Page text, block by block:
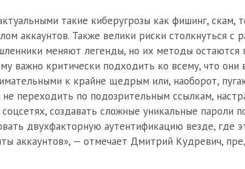
такие киберугрозы как фишинг, скам,
аккаунтов. Также велики риски столкнуться с
меняют легенды, но их методы остаются
важно критически подходить ко всему, что они
к крайне щедрым или, наоборот,
переходить по подозрительным ссылкам,
создавать сложные уникальные пароли
двухфакторную аутентификацию везде, где
аккаунтов», — отмечает Дмитрий Кудревич,